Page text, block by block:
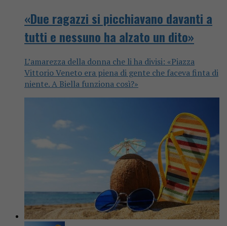
«Due ragazzi si picchiavano davanti a
tutti e nessuno ha alzato un dito»
L’amarezza della donna che li ha divisi: «Piazza
Vittorio Veneto era piena di gente che faceva finta di
niente. A Biella funziona così?»